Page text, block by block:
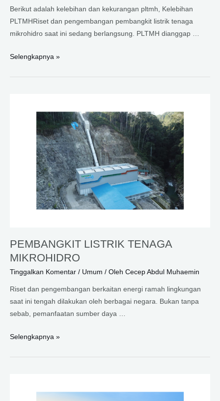
Berikut adalah kelebihan dan kekurangan pltmh, Kelebihan
PLTMHRiset dan pengembangan pembangkit listrik tenaga
mikrohidro saat ini sedang berlangsung. PLTMH dianggap …
KELEBIHAN
Selengkapnya »
PEMBANGKIT LISTRIK TENAGA
MIKROHIDRO
Tinggalkan Komentar / Umum / Oleh Cecep Abdul Muhaemin
Riset dan pengembangan berkaitan energi ramah lingkungan
saat ini tengah dilakukan oleh berbagai negara. Bukan tanpa
sebab, pemanfaatan sumber daya …
PEMBANGKIT
Selengkapnya »